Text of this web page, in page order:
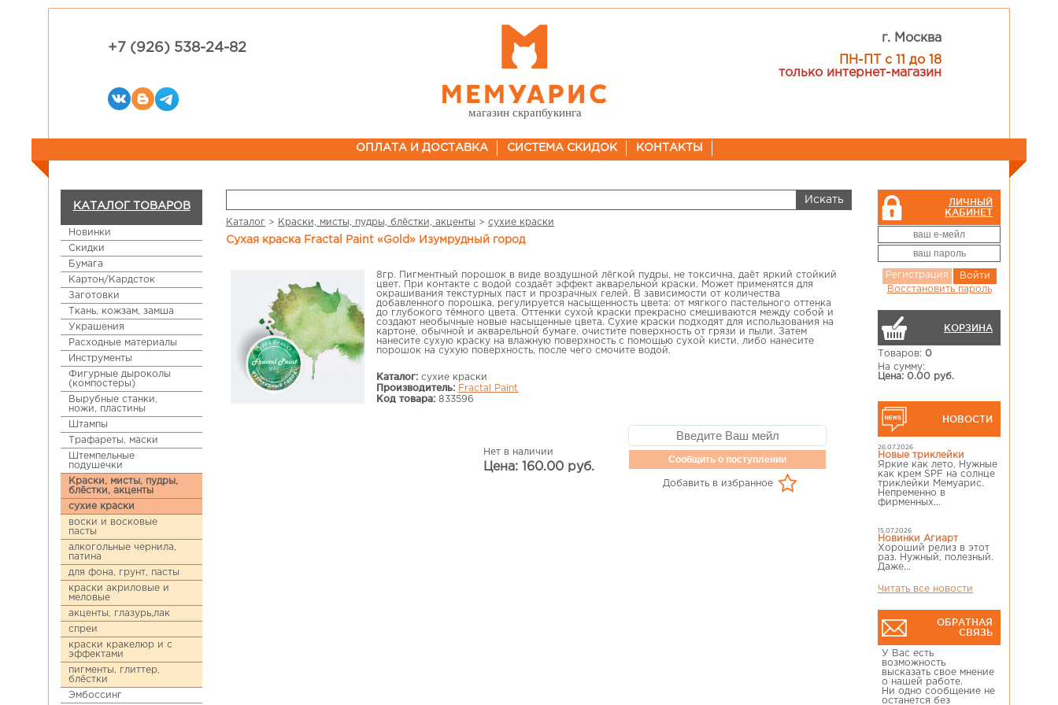
+7 (926) 538-24-82
магазин скрапбукинга
г. Москва
ПН-ПТ с 11 до 18
только интернет-магазин
ОПЛАТА И ДОСТАВКА СИСТЕМА СКИДОК КОНТАКТЫ
КАТАЛОГ ТОВАРОВ
Новинки
Скидки
Бумага
Картон/Кардсток
Заготовки
Ткань, кожзам, замша
Украшения
Расходные материалы
Инструменты
Фигурные дыроколы
(компостеры)
Вырубные станки,
ножи, пластины
Штампы
Трафареты, маски
Штемпельные
подушечки
Краски, мисты, пудры,
блёстки, акценты
сухие краски
воски и восковые
пасты
алкогольные чернила,
патина
для фона, грунт, пасты
краски акриловые и
меловые
акценты, глазурь,лак
спреи
краски кракелюр и с
эффектами
пигменты, глиттер,
блёстки
Эмбоссинг
ЛИЧНЫЙ
КАБИНЕТ
Регистрация
Войти
Восстановить пароль
КОРЗИНА
Товаров: 0
На сумму:
Цена: 0.00 руб.
НОВОСТИ
26.07.2026
Новые триклейки
Яркие как лето, Нужные
как крем SPF на солнце
триклейки Мемуарис.
Непременно в
фирменных...
15.07.2026
Новинки Агиарт
Хороший релиз в этот
раз. Нужный, полезный.
Даже...
Читать все новости
ОБРАТНАЯ
СВЯЗЬ
У Вас есть
возможность
высказать свое мнение
о нашей работе.
Ни одно сообщение не
останется без
Каталог > Краски, мисты, пудры, блёстки, акценты > сухие краски
Сухая краска Fractal Paint «Gold» Изумрудный город
8гр. Пигментный порошок в виде воздушной лёгкой пудры, не токсична, даёт яркий стойкий
цвет. При контакте с водой создаёт эффект акварельной краски. Может применятся для
окрашивания текстурных паст и прозрачных гелей. В зависимости от количества
добавленного порошка, регулируется насыщенность цвета: от мягкого пастельного оттенка
до глубокого тёмного цвета. Оттенки сухой краски прекрасно смешиваются между собой и
создают необычные новые насыщенные цвета. Сухие краски подходят для использования на
картоне, обычной и акварельной бумаге. очистите поверхность от грязи и пыли. Затем
нанесите сухую краску на влажную поверхность с помощью сухой кисти, либо нанесите
порошок на сухую поверхность, после чего смочите водой.
Каталог: сухие краски
Производитель: Fractal Paint
Код товара: 833596
Нет в наличии
Цена: 160.00 руб.
Сообщить о поступлении
Добавить в избранное